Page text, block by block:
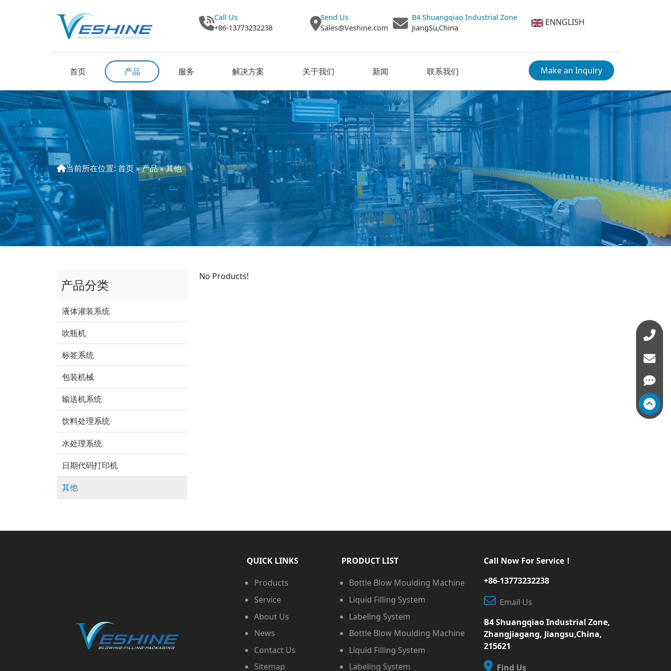
Call Us
+86-13773232238
Send Us
Sales@Veshine.com
B4 Shuangqiao Industrial Zone
JiangSu,China
ENNGLISH
首页 产品 服务 解决方案 关于我们 新闻 联系我们 Make an Inquiry
当前所在位置: 首页»产品»其他
产品分类
液体灌装系统
吹瓶机
标签系统
包装机械
输送机系统
饮料处理系统
水处理系统
日期代码打印机
其他
No Products!
QUICK LINKS
Products
Service
About Us
News
Contact Us
Sitemap
PRODUCT LIST
Bottle Blow Moulding Machine
Liquid Filling System
Labeling System
Bottle Blow Moulding Machine
Liquid Filling System
Labeling System
Call Now For Service！
+86-13773232238
Email Us
B4 Shuangqiao Industrial Zone,
Zhangjiagang, Jiangsu,China,
215621
Find Us